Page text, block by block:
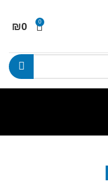
0
₪0